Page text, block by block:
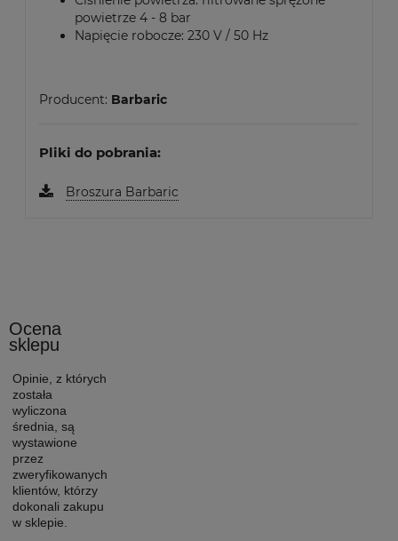
powietrze 4 - 8 bar
Napięcie robocze: 230 V / 50 Hz
Producent: Barbaric
Pliki do pobrania:
Broszura Barbaric
Ocena
sklepu
Opinie, z których
została
wyliczona
średnia, są
wystawione
przez
zweryfikowanych
klientów, którzy
dokonali zakupu
w sklepie.